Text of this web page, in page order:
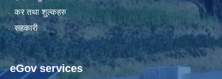
कर तथा शुल्कहरु
सहकारी
eGov services